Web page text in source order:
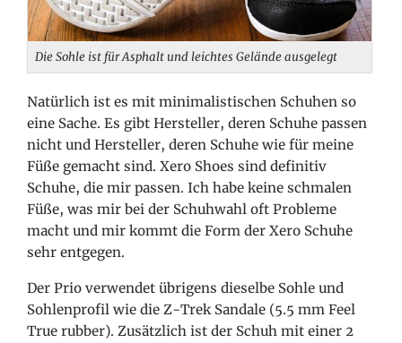
Die Sohle ist für Asphalt und leichtes Gelände ausgelegt
Natürlich ist es mit minimalistischen Schuhen so
eine Sache. Es gibt Hersteller, deren Schuhe passen
nicht und Hersteller, deren Schuhe wie für meine
Füße gemacht sind. Xero Shoes sind definitiv
Schuhe, die mir passen. Ich habe keine schmalen
Füße, was mir bei der Schuhwahl oft Probleme
macht und mir kommt die Form der Xero Schuhe
sehr entgegen.
Der Prio verwendet übrigens dieselbe Sohle und
Sohlenprofil wie die Z-Trek Sandale (5.5 mm Feel
True rubber). Zusätzlich ist der Schuh mit einer 2